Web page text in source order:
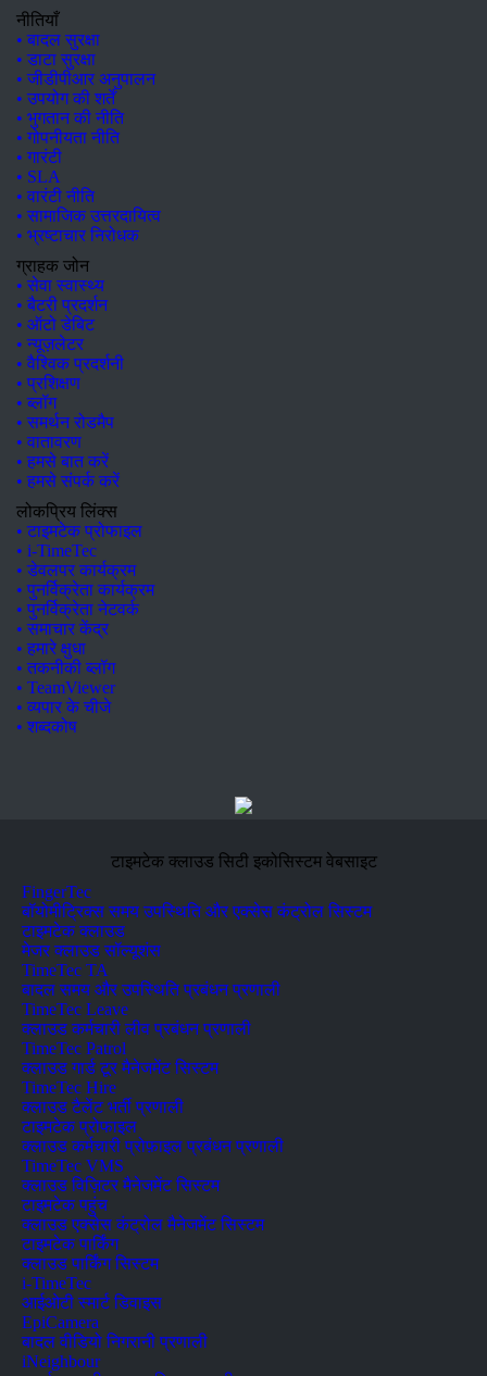
नीतियाँ
• बादल सुरक्षा
• डाटा सुरक्षा
• जीडीपीआर अनुपालन
• उपयोग की शर्तें
• भुगतान की नीति
• गोपनीयता नीति
• गारंटी
• SLA
• वारंटी नीति
• सामाजिक उत्तरदायित्व
• भ्रष्टाचार निरोधक
ग्राहक जोन
• सेवा स्वास्थ्य
• बैटरी प्रदर्शन
• ऑटो डेबिट
• न्यूज़लेटर
• वैश्विक प्रदर्शनी
• प्रशिक्षण
• ब्लॉग
• समर्थन रोडमैप
• वातावरण
• हमसे बात करें
• हमसे संपर्क करें
लोकप्रिय लिंक्स
• टाइमटेक प्रोफाइल
• i-TimeTec
• डेवलपर कार्यक्रम
• पुनर्विक्रेता कार्यक्रम
• पुनर्विक्रेता नेटवर्क
• समाचार केंद्र
• हमारे क्षुधा
• तकनीकी ब्लॉग
• TeamViewer
• व्यपार के चीजे
• शब्दकोष
टाइमटेक क्लाउड सिटी इकोसिस्टम वेबसाइट
FingerTec
बॉयोमीट्रिक्स समय उपस्थिति और एक्सेस कंट्रोल सिस्टम
टाइमटेक क्लाउड
मेजर क्लाउड सॉल्यूशंस
TimeTec TA
बादल समय और उपस्थिति प्रबंधन प्रणाली
TimeTec Leave
क्लाउड कर्मचारी लीव प्रबंधन प्रणाली
TimeTec Patrol
क्लाउड गार्ड टूर मैनेजमेंट सिस्टम
TimeTec Hire
क्लाउड टैलेंट भर्ती प्रणाली
टाइमटेक प्रोफाइल
क्लाउड कर्मचारी प्रोफ़ाइल प्रबंधन प्रणाली
TimeTec VMS
क्लाउड विज़िटर मैनेजमेंट सिस्टम
टाइमटेक पहुंच
क्लाउड एक्सेस कंट्रोल मैनेजमेंट सिस्टम
टाइमटेक पार्किंग
क्लाउड पार्किंग सिस्टम
i-TimeTec
आईओटी स्मार्ट डिवाइस
EpiCamera
बादल वीडियो निगरानी प्रणाली
iNeighbour